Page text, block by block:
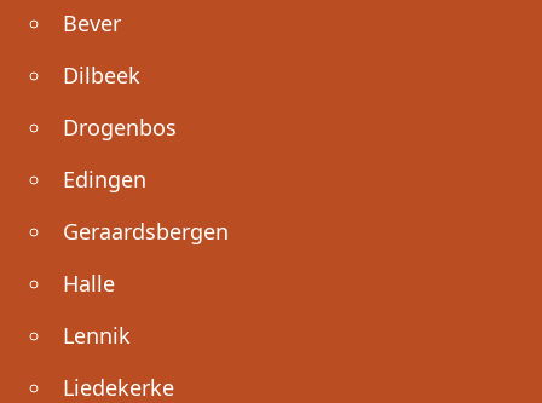
Bever
Dilbeek
Drogenbos
Edingen
Geraardsbergen
Halle
Lennik
Liedekerke